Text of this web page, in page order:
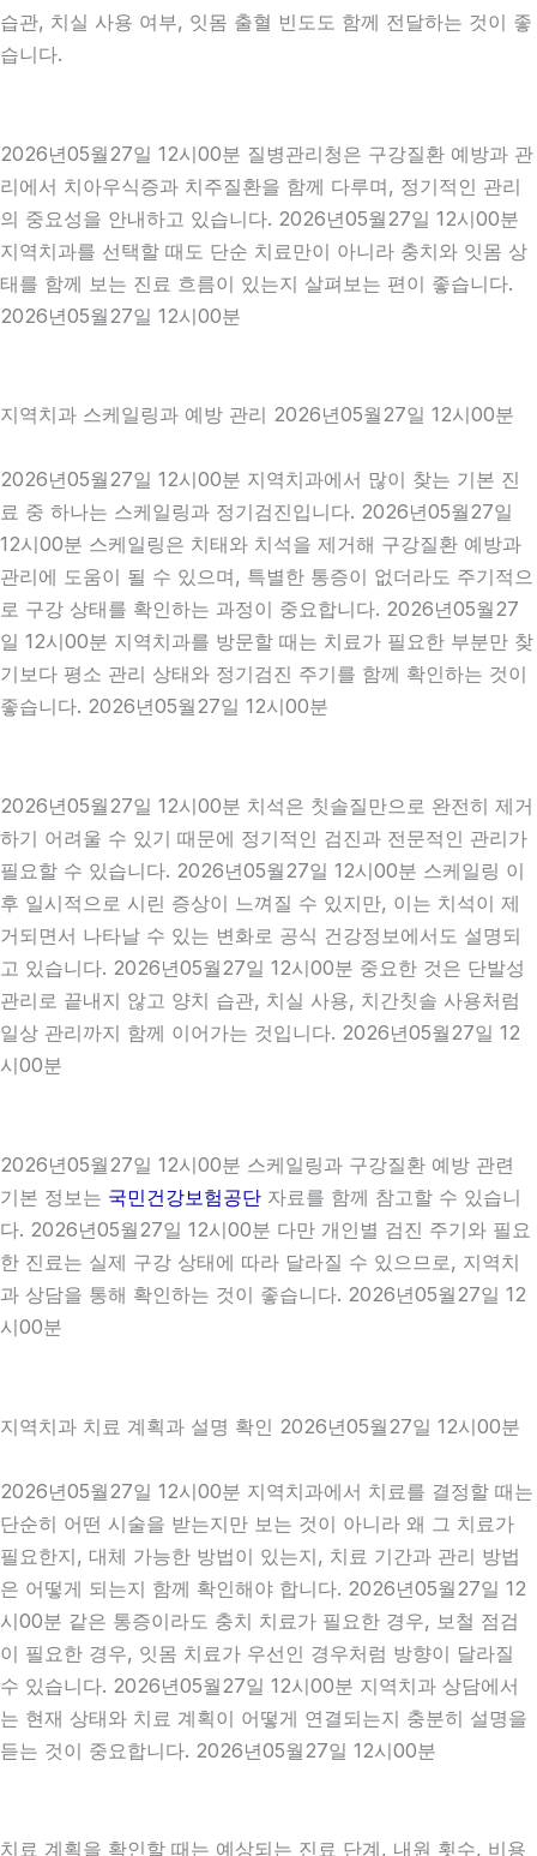
습관, 치실 사용 여부, 잇몸 출혈 빈도도 함께 전달하는 것이 좋
습니다.
2026년05월27일 12시00분 질병관리청은 구강질환 예방과 관
리에서 치아우식증과 치주질환을 함께 다루며, 정기적인 관리
의 중요성을 안내하고 있습니다. 2026년05월27일 12시00분
지역치과를 선택할 때도 단순 치료만이 아니라 충치와 잇몸 상
태를 함께 보는 진료 흐름이 있는지 살펴보는 편이 좋습니다.
2026년05월27일 12시00분
지역치과 스케일링과 예방 관리 2026년05월27일 12시00분
2026년05월27일 12시00분 지역치과에서 많이 찾는 기본 진
료 중 하나는 스케일링과 정기검진입니다. 2026년05월27일
12시00분 스케일링은 치태와 치석을 제거해 구강질환 예방과
관리에 도움이 될 수 있으며, 특별한 통증이 없더라도 주기적으
로 구강 상태를 확인하는 과정이 중요합니다. 2026년05월27
일 12시00분 지역치과를 방문할 때는 치료가 필요한 부분만 찾
기보다 평소 관리 상태와 정기검진 주기를 함께 확인하는 것이
좋습니다. 2026년05월27일 12시00분
2026년05월27일 12시00분 치석은 칫솔질만으로 완전히 제거
하기 어려울 수 있기 때문에 정기적인 검진과 전문적인 관리가
필요할 수 있습니다. 2026년05월27일 12시00분 스케일링 이
후 일시적으로 시린 증상이 느껴질 수 있지만, 이는 치석이 제
거되면서 나타날 수 있는 변화로 공식 건강정보에서도 설명되
고 있습니다. 2026년05월27일 12시00분 중요한 것은 단발성
관리로 끝내지 않고 양치 습관, 치실 사용, 치간칫솔 사용처럼
일상 관리까지 함께 이어가는 것입니다. 2026년05월27일 12
시00분
2026년05월27일 12시00분 스케일링과 구강질환 예방 관련
기본 정보는 국민건강보험공단 자료를 함께 참고할 수 있습니
다. 2026년05월27일 12시00분 다만 개인별 검진 주기와 필요
한 진료는 실제 구강 상태에 따라 달라질 수 있으므로, 지역치
과 상담을 통해 확인하는 것이 좋습니다. 2026년05월27일 12
시00분
지역치과 치료 계획과 설명 확인 2026년05월27일 12시00분
2026년05월27일 12시00분 지역치과에서 치료를 결정할 때는
단순히 어떤 시술을 받는지만 보는 것이 아니라 왜 그 치료가
필요한지, 대체 가능한 방법이 있는지, 치료 기간과 관리 방법
은 어떻게 되는지 함께 확인해야 합니다. 2026년05월27일 12
시00분 같은 통증이라도 충치 치료가 필요한 경우, 보철 점검
이 필요한 경우, 잇몸 치료가 우선인 경우처럼 방향이 달라질
수 있습니다. 2026년05월27일 12시00분 지역치과 상담에서
는 현재 상태와 치료 계획이 어떻게 연결되는지 충분히 설명을
듣는 것이 중요합니다. 2026년05월27일 12시00분
치료 계획을 확인할 때는 예상되는 진료 단계, 내원 횟수, 비용